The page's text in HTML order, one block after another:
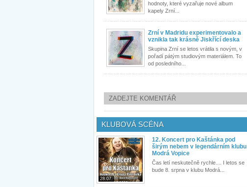
hodnoty, které vyzařuje nové album
kapely Zrní...
Zrní v Madridu experimentovalo a
vznikla tak krásně Jiskřící deska
Skupina Zrní se letos vrátila s novým, v
pořadí pátým studiovým materiálem. To
od posledního...
ZADEJTE KOMENTÁŘ
KLUBOVÁ SCÉNA
28.07.
12. Koncert pro Kaštánka pod
širým nebem v legendárním klubu
Modrá Vopice
Čas letí neskutečně rychle.... I letos se
bude 8. srpna v klubu Modrá...